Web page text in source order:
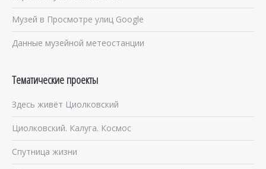
Музей в Просмотре улиц Google
Данные музейной метеостанции
Тематические проекты
Здесь живёт Циолковский
Циолковский. Калуга. Космос
Спутница жизни